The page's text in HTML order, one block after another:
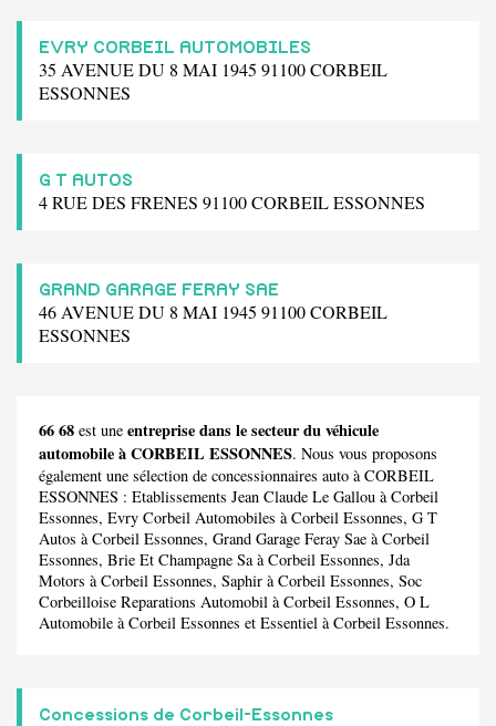
EVRY CORBEIL AUTOMOBILES
35 AVENUE DU 8 MAI 1945 91100 CORBEIL
ESSONNES
G T AUTOS
4 RUE DES FRENES 91100 CORBEIL ESSONNES
GRAND GARAGE FERAY SAE
46 AVENUE DU 8 MAI 1945 91100 CORBEIL
ESSONNES
66 68 est une entreprise dans le secteur du véhicule
automobile à CORBEIL ESSONNES. Nous vous proposons
également une sélection de concessionnaires auto à CORBEIL
ESSONNES : Etablissements Jean Claude Le Gallou à Corbeil
Essonnes, Evry Corbeil Automobiles à Corbeil Essonnes, G T
Autos à Corbeil Essonnes, Grand Garage Feray Sae à Corbeil
Essonnes, Brie Et Champagne Saà Corbeil Essonnes, Jda
Motors à Corbeil Essonnes, Saphir à Corbeil Essonnes, Soc
Corbeilloise Reparations Automobil à Corbeil Essonnes, O L
Automobile à Corbeil Essonnes et Essentiel à Corbeil Essonnes.
Concessions de Corbeil-Essonnes